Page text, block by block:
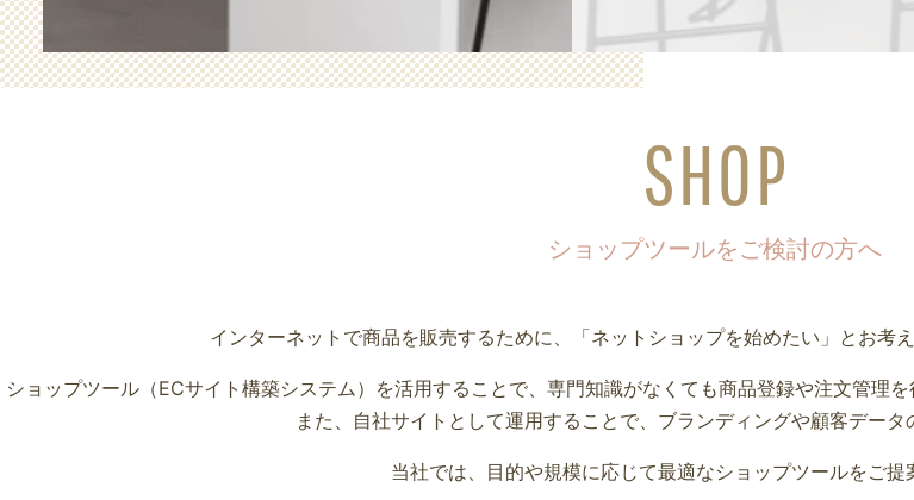
SHOP
ショップツールをご検討の方へ
インターネットで商品を販売するために、「ネットショップを始めたい」とお考
ショップツール（ECサイト構築システム）を活用することで、専門知識がなくても商品登録や注文管理
また、自社サイトとして運用することで、ブランディングや顧客データ
当社では、目的や規模に応じて最適なショップツールをご提